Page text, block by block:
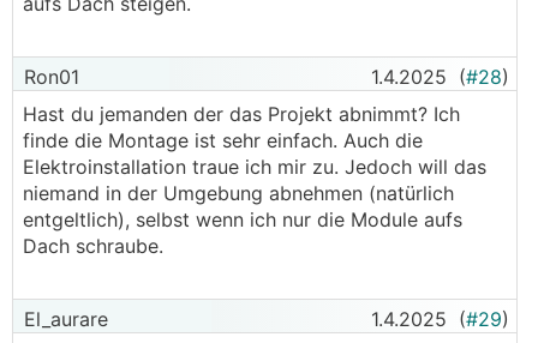
Ron01 1.4.2025 (#28)
Hast du jemanden der das Projekt abnimmt? Ich
finde die Montage ist sehr einfach. Auch die
Elektroinstallation traue ich mir zu. Jedoch will das
niemand in der Umgebung abnehmen (natürlich
entgeltlich), selbst wenn ich nur die Module aufs
Dach schraube.
El_aurare 1.4.2025 (#29)